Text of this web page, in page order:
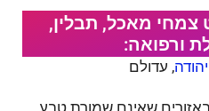
צמחי מאכל, תבלין,
ורפואה:
, עדולם
שאינם שמורת טבע